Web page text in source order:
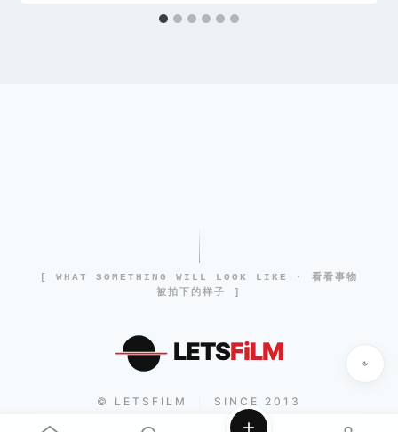
[ WHAT SOMETHING WILL LOOK LIKE · 看看事物
被拍下的样子 ]
LETSFiLM
© LETSFILM SINCE 2013